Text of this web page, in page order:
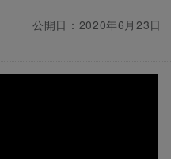
公開日：2020年6月23日